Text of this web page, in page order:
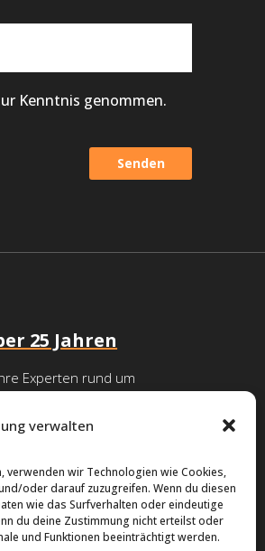
verwalten
verwenden wir Technologien wie Cookies,
oder darauf zuzugreifen. Wenn du diesen
wie das Surfverhalten oder eindeutige
du deine Zustimmung nicht erteilst oder
und Funktionen beeinträchtigt werden.
Kenntnis genommen.
25 Jahren
Experten rund um
in Hamburg.